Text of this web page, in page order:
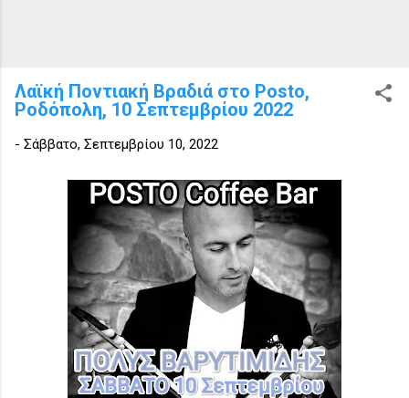
Λαϊκή Ποντιακή Βραδιά στο Posto,
Ροδόπολη, 10 Σεπτεμβρίου 2022
- Σάββατο, Σεπτεμβρίου 10, 2022